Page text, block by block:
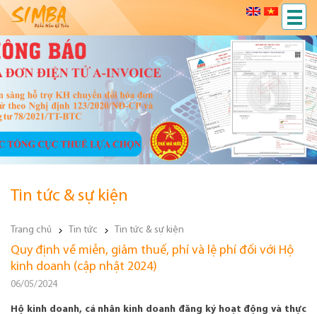
Tin tức & sự kiện
Trang chủ Tin tức Tin tức & sự kiện
Quy định về miễn, giảm thuế, phí và lệ phí đối với Hộ
kinh doanh (cập nhật 2024)
06/05/2024
Hộ kinh doanh, cá nhân kinh doanh đăng ký hoạt động và thực